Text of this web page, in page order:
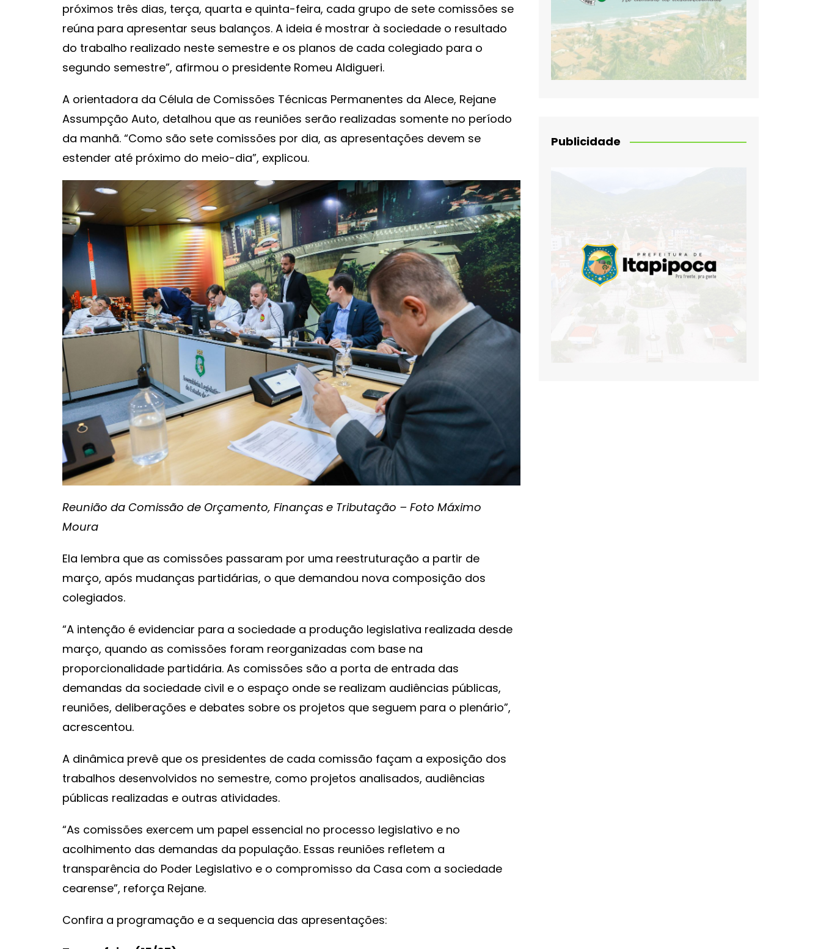
próximos três dias, terça, quarta e quinta-feira, cada grupo de sete comissões se
reúna para apresentar seus balanços. A ideia é mostrar à sociedade o resultado
do trabalho realizado neste semestre e os planos de cada colegiado para o
segundo semestre”, afirmou o presidente Romeu Aldigueri.
A orientadora da Célula de Comissões Técnicas Permanentes da Alece, Rejane
Assumpção Auto, detalhou que as reuniões serão realizadas somente no período
da manhã. “Como são sete comissões por dia, as apresentações devem se
estender até próximo do meio-dia”, explicou.
Reunião da Comissão de Orçamento, Finanças e Tributação – Foto Máximo
Moura
Ela lembra que as comissões passaram por uma reestruturação a partir de
março, após mudanças partidárias, o que demandou nova composição dos
colegiados.
“A intenção é evidenciar para a sociedade a produção legislativa realizada desde
março, quando as comissões foram reorganizadas com base na
proporcionalidade partidária. As comissões são a porta de entrada das
demandas da sociedade civil e o espaço onde se realizam audiências públicas,
reuniões, deliberações e debates sobre os projetos que seguem para o plenário”,
acrescentou.
A dinâmica prevê que os presidentes de cada comissão façam a exposição dos
trabalhos desenvolvidos no semestre, como projetos analisados, audiências
públicas realizadas e outras atividades.
“As comissões exercem um papel essencial no processo legislativo e no
acolhimento das demandas da população. Essas reuniões refletem a
transparência do Poder Legislativo e o compromisso da Casa com a sociedade
cearense”, reforça Rejane.
Confira a programação e a sequencia das apresentações:
Publicidade